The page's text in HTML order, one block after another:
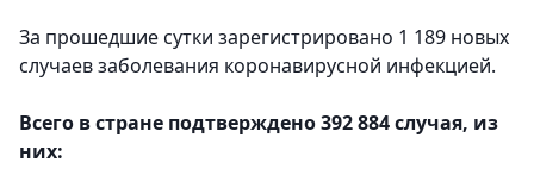
За прошедшие сутки зарегистрировано 1 189 новых
случаев заболевания коронавирусной инфекцией.
Всего в стране подтверждено 392 884 случая, из
них: